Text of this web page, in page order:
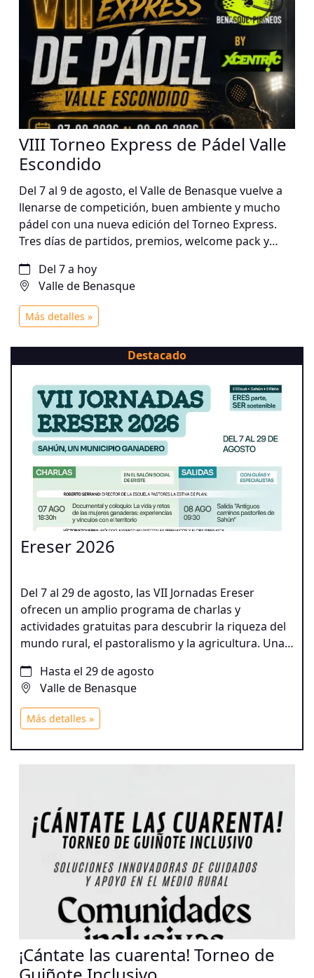
VIII Torneo Express de Pádel Valle
Escondido
Del 7 al 9 de agosto, el Valle de Benasque vuelve a
llenarse de competición, buen ambiente y mucho
pádel con una nueva edición del Torneo Express.
Tres días de partidos, premios, welcome pack y
Castejón de Sos. ¡Inscríbete y disfruta de un fin de
semana de deporte en un entorno único!
Del 7 a hoy
Valle de Benasque
Más detalles »
Destacado
Ereser 2026
Del 7 al 29 de agosto, las VII Jornadas Ereser
ofrecen un amplio programa de charlas y
actividades gratuitas para descubrir la riqueza del
mundo rural, el pastoralismo y la agricultura. Una
cultural del territorio a través de experiencias
participativas para todos los públicos.
Hasta el 29 de agosto
Valle de Benasque
Más detalles »
¡Cántate las cuarenta! Torneo de